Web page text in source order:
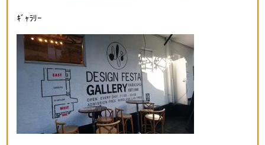
ｷﾞｬﾗﾘｰ